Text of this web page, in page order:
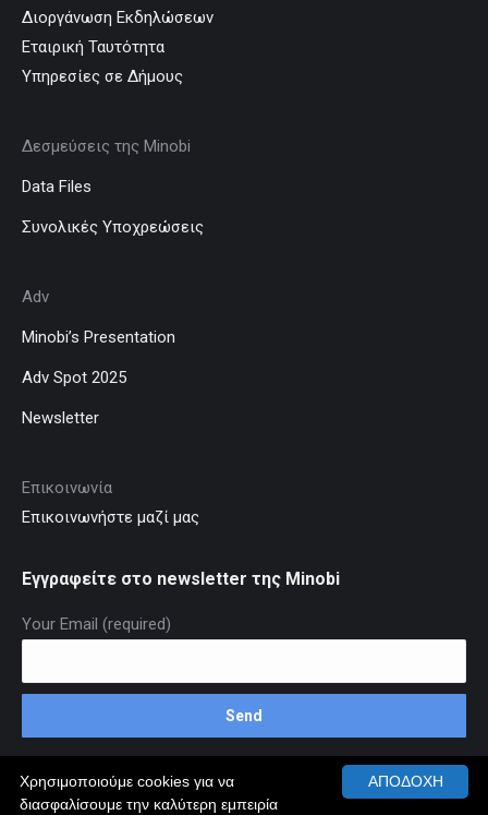
Διοργάνωση Εκδηλώσεων
Εταιρική Ταυτότητα
Υπηρεσίες σε Δήμους
Δεσμεύσεις της Minobi
Data Files
Συνολικές Υποχρεώσεις
Adv
Minobi’s Presentation
Adv Spot 2025
Newsletter
Επικοινωνία
Επικοινωνήστε μαζί μας
Εγγραφείτε στο newsletter της Minobi
Your Email (required)
ΑΠΟΔΟΧΗ
Χρησιμοποιούμε cookies για να
διασφαλίσουμε την καλύτερη εμπειρία